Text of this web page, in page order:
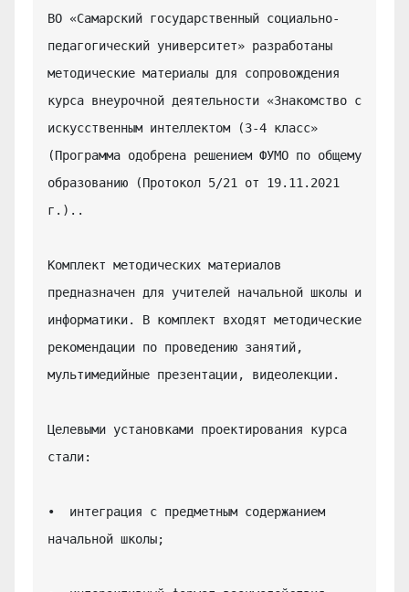
ВО «Самарский государственный социально-
педагогический университет» разработаны
методические материалы для сопровождения
курса внеурочной деятельности «Знакомство с
искусственным интеллектом (3-4 класс»
(Программа одобрена решением ФУМО по общему
образованию (Протокол 5/21 от 19.11.2021
г.)..
Комплект методических материалов
предназначен для учителей начальной школы и
информатики. В комплект входят методические
рекомендации по проведению занятий,
мультимедийные презентации, видеолекции.
Целевыми установками проектирования курса
стали:
•  интеграция с предметным содержанием
начальной школы;